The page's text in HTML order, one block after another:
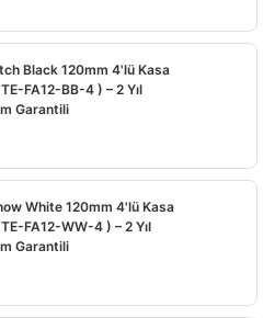
Black 120mm 4'lü Kasa
FA12-BB-4 ) – 2 Yıl
Garantili
White 120mm 4'lü Kasa
FA12-WW-4 ) – 2 Yıl
Garantili